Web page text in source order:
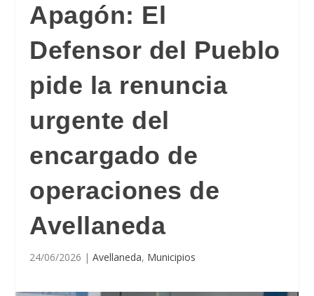
Apagón: El
Defensor del Pueblo
pide la renuncia
urgente del
encargado de
operaciones de
Avellaneda
24/06/2026 |Avellaneda, Municipios